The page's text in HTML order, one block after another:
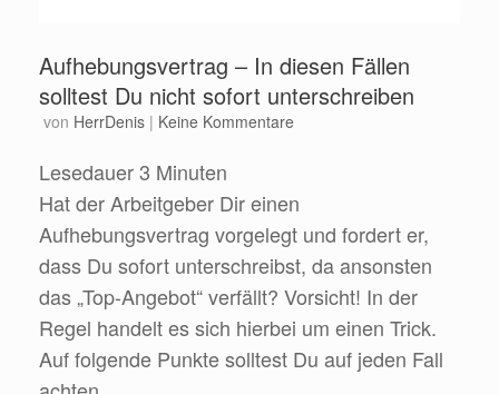
Aufhebungsvertrag – In diesen Fällen
solltest Du nicht sofort unterschreiben
von HerrDenis | Keine Kommentare
Lesedauer3 Minuten
Hat der Arbeitgeber Dir einen
Aufhebungsvertrag vorgelegt und fordert er,
dass Du sofort unterschreibst, da ansonsten
das „Top-Angebot“ verfällt? Vorsicht! In der
Regel handelt es sich hierbei um einen Trick.
Auf folgende Punkte solltest Du auf jeden Fall